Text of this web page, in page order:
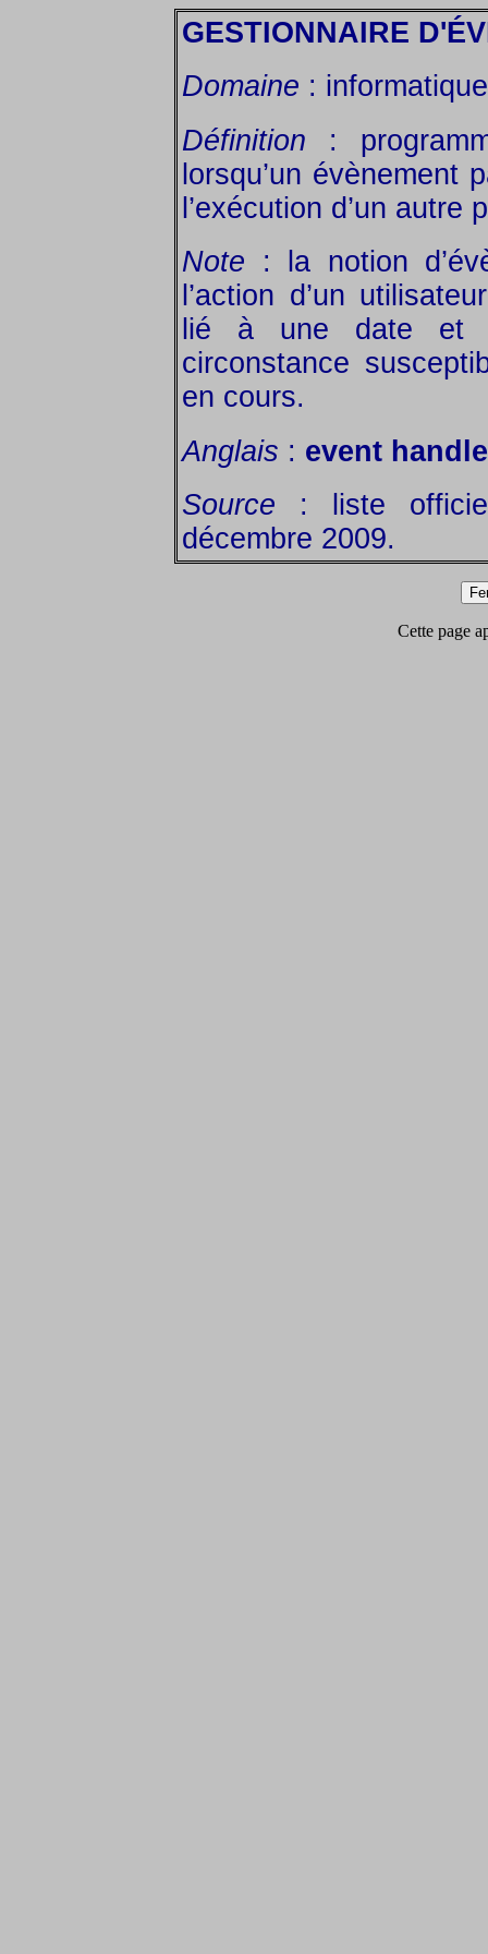
GESTIONNAIRE
Domaine :
Définition :
lorsqu’un évènement
l’exécution d’un autre
Note : la notion
l’action d’un
lié à une date et
circonstance
en cours.
Anglais : event
Source : liste
décembre 2009.
Cette page